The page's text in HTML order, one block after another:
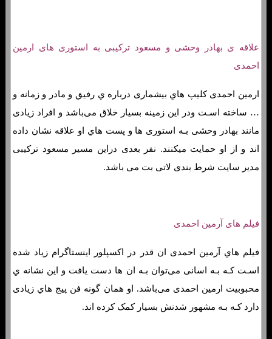
علاقه ی بهادر وحشی و مسعود ترکیبی به استوری های ارمین
احمدی
ارمین احمدی کلیپ هاي‌ بیشماری درباره ي رفیق و مادر و زمانه و
… ساخته اسـت ودر این زمینه بسیار خلاق می‌باشد و افراد زیادی
مانند بهادر وحشی بـه استوری ها و پست هاي‌ او علاقه نشان داده
اند و از او حمایت میکنند. نفر بعدی دراین مسیر مسعود ترکیبی
مدیر سایت شرط بندی لاتی بت می باشد.
فیلم های آرمین احمدی
فیلم هاي‌ آرمین احمدی ان قدر در اکسپلور اینستاگرام زیاد شده
اسـت کـه بـه اسانی می‌توان بـه ان ها دست یافت و این نشانه ي
محبوبیت ارمین احمدی می‌باشد. او همان‌ گونه فن پیج هاي‌ زیادی
دارد کـه بـه مشهور شدنش بسیار کمک کرده اند.